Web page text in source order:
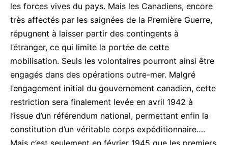
les forces vives du pays. Mais les Canadiens, encore
très affectés par les saignées de la Première Guerre,
répugnent à laisser partir des contingents à
l’étranger, ce qui limite la portée de cette
mobilisation. Seuls les volontaires pourront ainsi être
engagés dans des opérations outre-mer. Malgré
l’engagement initial du gouvernement canadien, cette
restriction sera finalement levée en avril 1942 à
l’issue d’un référendum national, permettant enfin la
constitution d’un véritable corps expéditionnaire….
Mais c’est seulement en février 1945 que les premiers